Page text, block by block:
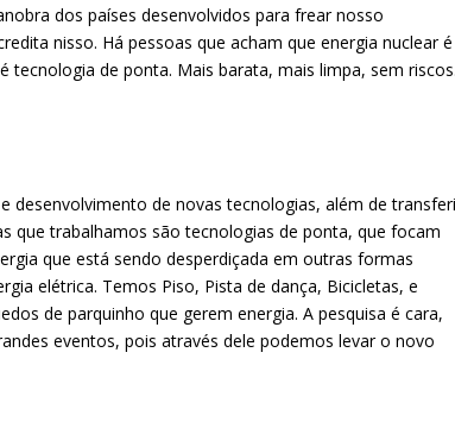
dos países desenvolvidos para frear nosso
nisso. Há pessoas que acham que energia nuclear é
tecnologia de ponta. Mais barata, mais limpa, sem
desenvolvimento de novas tecnologias, além de
que trabalhamos são tecnologias de ponta, que focam
que está sendo desperdiçada em outras formas
elétrica. Temos Piso, Pista de dança, Bicicletas, e
de parquinho que gerem energia. A pesquisa é cara,
eventos, pois através dele podemos levar o novo